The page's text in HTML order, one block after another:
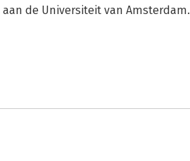
de Universiteit van Amsterdam.